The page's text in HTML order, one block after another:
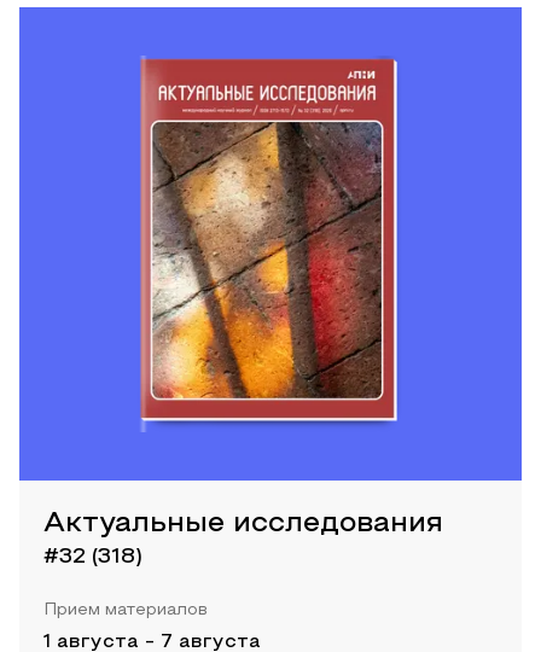
Актуальные исследования
#32 (318)
Прием материалов
1 августа - 7 августа